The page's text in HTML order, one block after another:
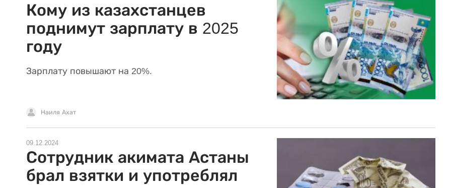
Кому из казахстанцев
поднимут зарплату в 2025
году
Зарплату повышают на 20%.
Наиля Ахат
09.12.2024
Сотрудник акимата Астаны
брал взятки и употреблял